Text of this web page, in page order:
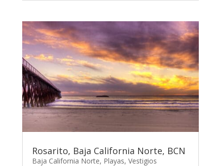
Rosarito, Baja California Norte, BCN
Baja California Norte, Playas, Vestigios